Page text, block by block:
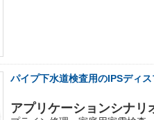
パイプ下水道検査用のIPSディ
アプリケーションシナリ